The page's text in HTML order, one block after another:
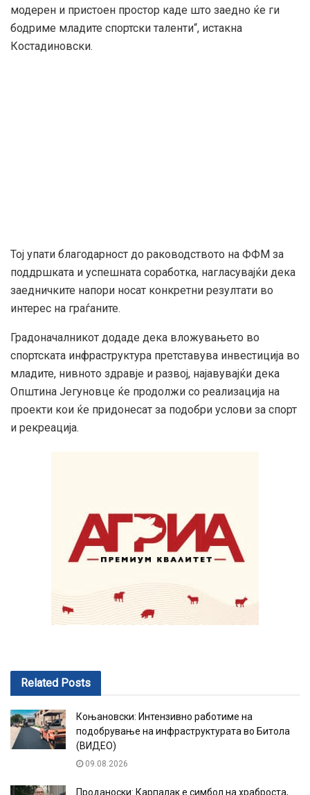
модерен и пристоен простор каде што заедно ќе ги
бодриме младите спортски таленти“, истакна
Костадиновски.
Тој упати благодарност до раководството на ФФМ за
поддршката и успешната соработка, нагласувајќи дека
заедничките напори носат конкретни резултати во
интерес на граѓаните.
Градоначалникот додаде дека вложувањето во
спортската инфраструктура претставува инвестиција во
младите, нивното здравје и развој, најавувајќи дека
Општина Јегуновце ќе продолжи со реализација на
проекти кои ќе придонесат за подобри услови за спорт
и рекреација.
Related Posts
Коњановски: Интензивно работиме на
подобрување на инфраструктурата во Битола
(ВИДЕО)
09.08.2026
Проданоски: Карпалак е симбол на храброста,